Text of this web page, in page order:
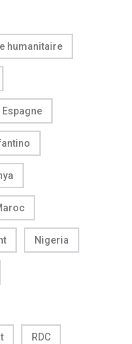
humanitaire
Espagne
Nigeria
RDC